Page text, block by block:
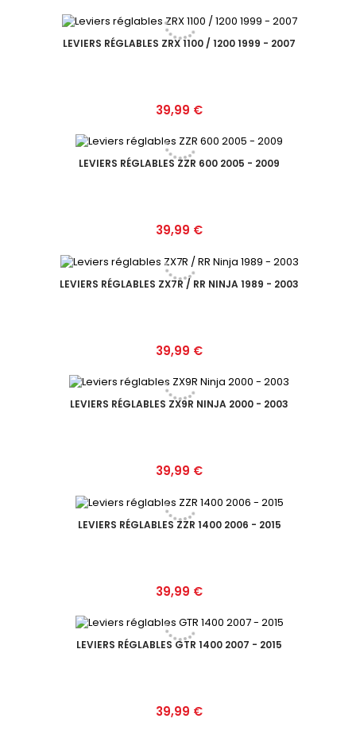
LEVIERS RÉGLABLES ZRX 1100 / 1200 1999 - 2007
Prix
39,99 €
LEVIERS RÉGLABLES ZZR 600 2005 - 2009
Prix
39,99 €
LEVIERS RÉGLABLES ZX7R / RR NINJA 1989 - 2003
Prix
39,99 €
LEVIERS RÉGLABLES ZX9R NINJA 2000 - 2003
Prix
39,99 €
LEVIERS RÉGLABLES ZZR 1400 2006 - 2015
Prix
39,99 €
LEVIERS RÉGLABLES GTR 1400 2007 - 2015
Prix
39,99 €